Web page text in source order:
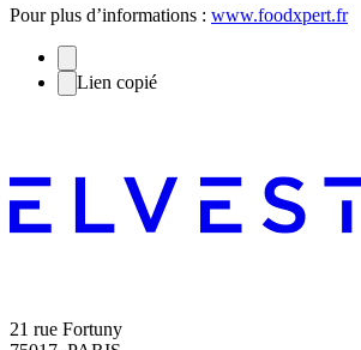
Pour plus d’informations : www.foodxpert.fr
Lien copié
21 rue Fortuny